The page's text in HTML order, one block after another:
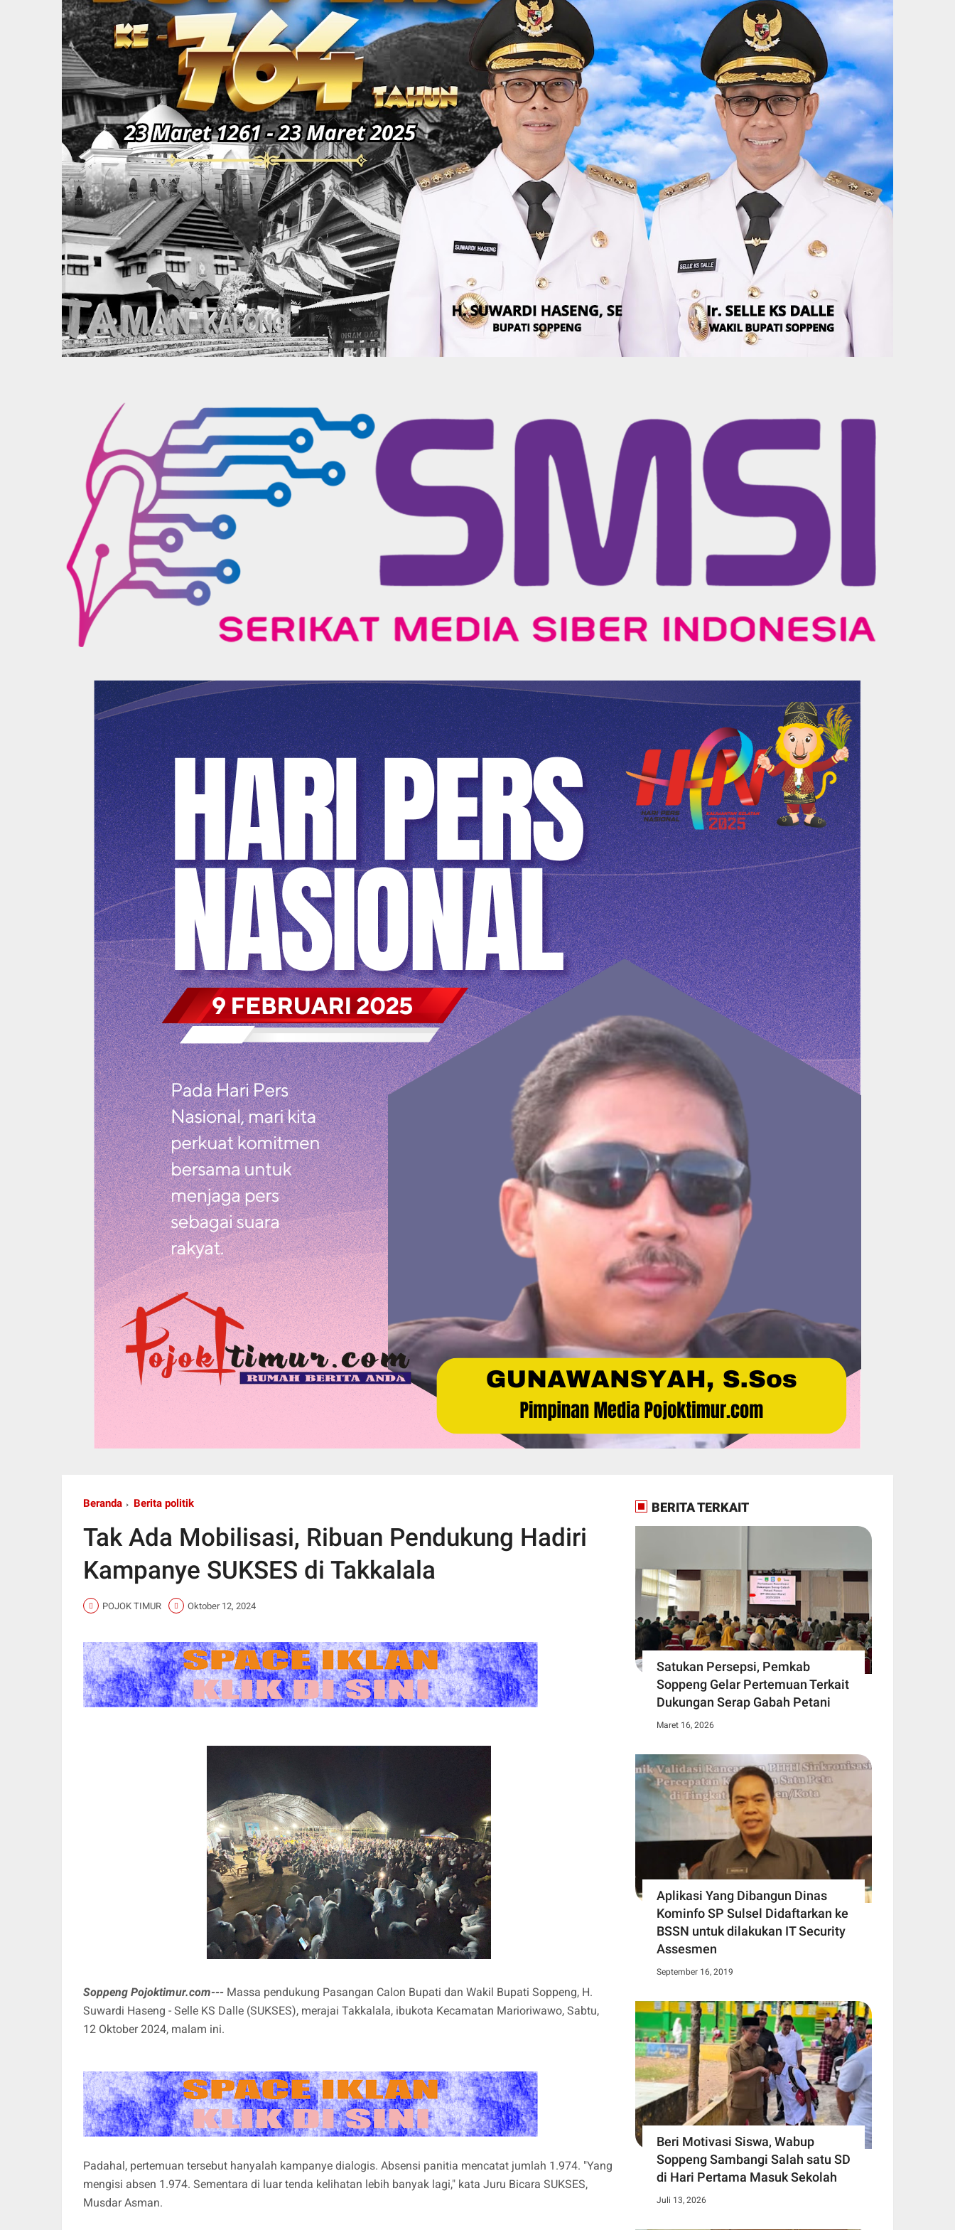
Beranda Berita politik
Tak Ada Mobilisasi, Ribuan Pendukung Hadiri
Kampanye SUKSES di Takkalala
POJOK TIMUR Oktober 12, 2024
Soppeng Pojoktimur.com--- Massa pendukung Pasangan Calon Bupati dan Wakil Bupati Soppeng, H.
Suwardi Haseng - Selle KS Dalle (SUKSES), merajai Takkalala, ibukota Kecamatan Marioriwawo, Sabtu,
12 Oktober 2024, malam ini.
Padahal, pertemuan tersebut hanyalah kampanye dialogis. Absensi panitia mencatat jumlah 1.974. "Yang
mengisi absen 1.974. Sementara di luar tenda kelihatan lebih banyak lagi," kata Juru Bicara SUKSES,
Musdar Asman.
BERITA TERKAIT
Satukan Persepsi, Pemkab
Soppeng Gelar Pertemuan Terkait
Dukungan Serap Gabah Petani
Maret 16, 2026
Aplikasi Yang Dibangun Dinas
Kominfo SP Sulsel Didaftarkan ke
BSSN untuk dilakukan IT Security
Assesmen
September 16, 2019
Beri Motivasi Siswa, Wabup
Soppeng Sambangi Salah satu SD
di Hari Pertama Masuk Sekolah
Juli 13, 2026